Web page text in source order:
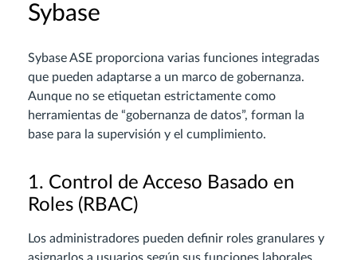
Sybase
Sybase ASE proporciona varias funciones integradas
que pueden adaptarse a un marco de gobernanza.
Aunque no se etiquetan estrictamente como
herramientas de “gobernanza de datos”, forman la
base para la supervisión y el cumplimiento.
1. Control de Acceso Basado en
Roles (RBAC)
Los administradores pueden definir roles granulares y
asignarlos a usuarios según sus funciones laborales,